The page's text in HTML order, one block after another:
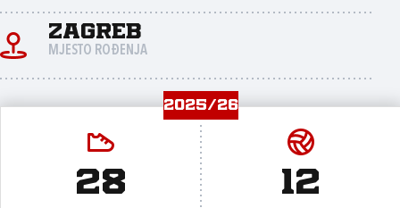
Zagreb
MJESTO ROĐENJA
2025/26
28 12